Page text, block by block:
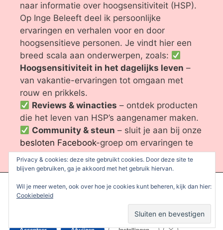
naar informatie over hoogsensitiviteit (HSP).
Op Inge Beleeft deel ik persoonlijke
ervaringen en verhalen voor en door
hoogsensitieve personen. Je vindt hier een
breed scala aan onderwerpen, zoals:
Hoogsensitiviteit in het dagelijks leven –
van vakantie-ervaringen tot omgaan met
rouw en prikkels.
Reviews & winacties – ontdek producten
die het leven van HSP’s aangenamer maken.
Community & steun – sluit je aan bij onze
besloten Facebook-groep om ervaringen te
delen. Wil je een bepaald onderwerp
besproken zien? Heb je vragen of
Ik wens je veel leesplezier en inspiratie.
We gebruiken cookies om je de beste ervaring op onze site te
bieden.
Je kunt meer informatie vinden over welke cookies we gebruiken
Sluit AVG/
Privacy & cookies: deze site gebruikt cookies. Door deze site te
blijven gebruiken, ga je akkoord met het gebruik hiervan.
Wil je meer weten, ook over hoe je cookies kunt beheren, kijk dan hier:
Cookiebeleid